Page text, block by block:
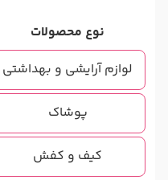
نوع محصولات
لوازم آرایشی و بهداشتی
پوشاک
کیف و کفش